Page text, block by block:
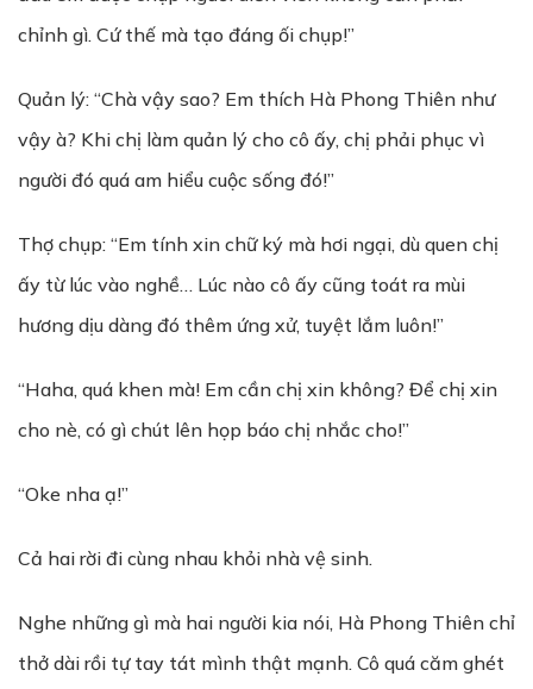
chỉnh gì. Cứ thế mà tạo đáng ối chụp!”
Quản lý: “Chà vậy sao? Em thích Hà Phong Thiên như
vậy à? Khi chị làm quản lý cho cô ấy, chị phải phục vì
người đó quá am hiểu cuộc sống đó!”
Thợ chụp: “Em tính xin chữ ký mà hơi ngại, dù quen chị
ấy từ lúc vào nghề… Lúc nào cô ấy cũng toát ra mùi
hương dịu dàng đó thêm ứng xử, tuyệt lắm luôn!”
“Haha, quá khen mà! Em cần chị xin không? Để chị xin
cho nè, có gì chút lên họp báo chị nhắc cho!”
“Oke nha ạ!”
Cả hai rời đi cùng nhau khỏi nhà vệ sinh.
Nghe những gì mà hai người kia nói, Hà Phong Thiên chỉ
thở dài rồi tự tay tát mình thật mạnh. Cô quá căm ghét